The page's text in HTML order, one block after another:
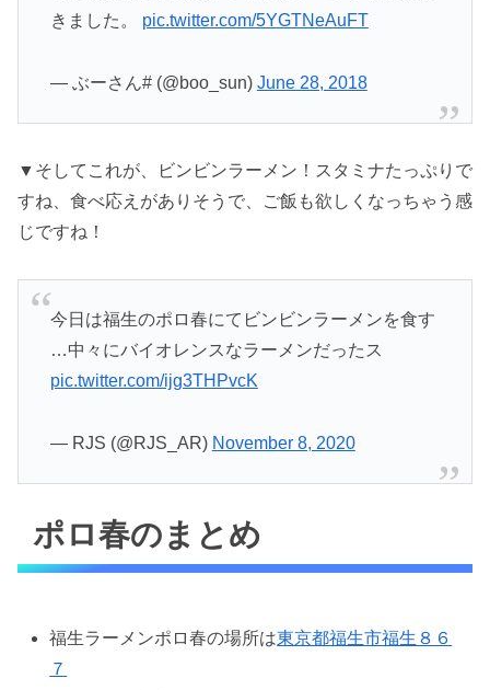
きました。 pic.twitter.com/5YGTNeAuFT
— ぶーさん# (@boo_sun) June 28, 2018
▼そしてこれが、ビンビンラーメン！スタミナたっぷりで
すね、食べ応えがありそうで、ご飯も欲しくなっちゃう感
じですね！
今日は福生のポロ春にてビンビンラーメンを食す
…中々にバイオレンスなラーメンだったス
pic.twitter.com/ijg3THPvcK
— RJS (@RJS_AR) November 8, 2020
ポロ春のまとめ
福生ラーメンポロ春の場所は東京都福生市福生８６
７